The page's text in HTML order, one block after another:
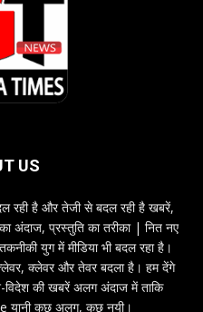
US
रही है और तेजी से बदल रही है खबरें,
अंदाज, प्रस्तुति का तरीका | नित नए
युग में मीडिया भी बदल रहा है।
फ्लेवर, क्लेवर और तेवर बदला है। हम देंगे
की खबरें अलग अंदाज में ताकि
यानी कुछ अलग, कुछ नयी।